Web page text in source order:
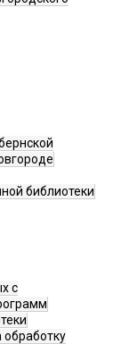
библиотеки
с
обработку